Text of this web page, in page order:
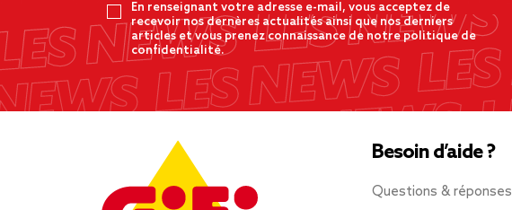
En renseignant votre adresse e-mail, vous acceptez de
recevoir nos dernères actualités ainsi que nos derniers
articles et vous prenez connaissance de notre politique de
confidentialité.
Besoin d’aide ?
Questions & réponses